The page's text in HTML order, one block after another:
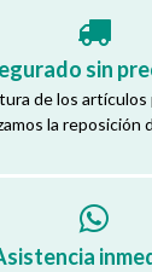
sin
de los artículos
la reposición